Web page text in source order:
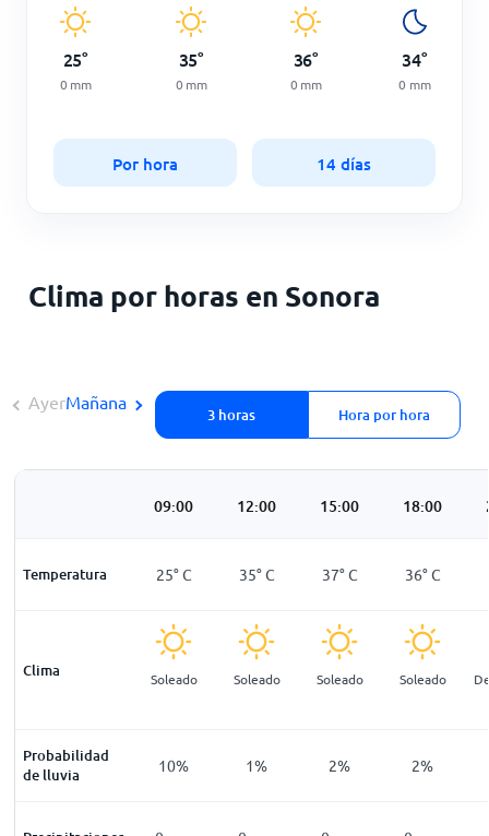
25°
0 mm
35°
0 mm
36°
0 mm
34°
0 mm
Por hora 14 días
Clima por horas en Sonora
Ayer
3 horas Hora por hora
Mañana
09:00 12:00 15:00 18:00
Temperatura
C 25°C 25°C 35°C 37°C 36°C
Clima Soleado Soleado Soleado Soleado
Probabilidad
de lluvia13% 10% 1% 2% 2%